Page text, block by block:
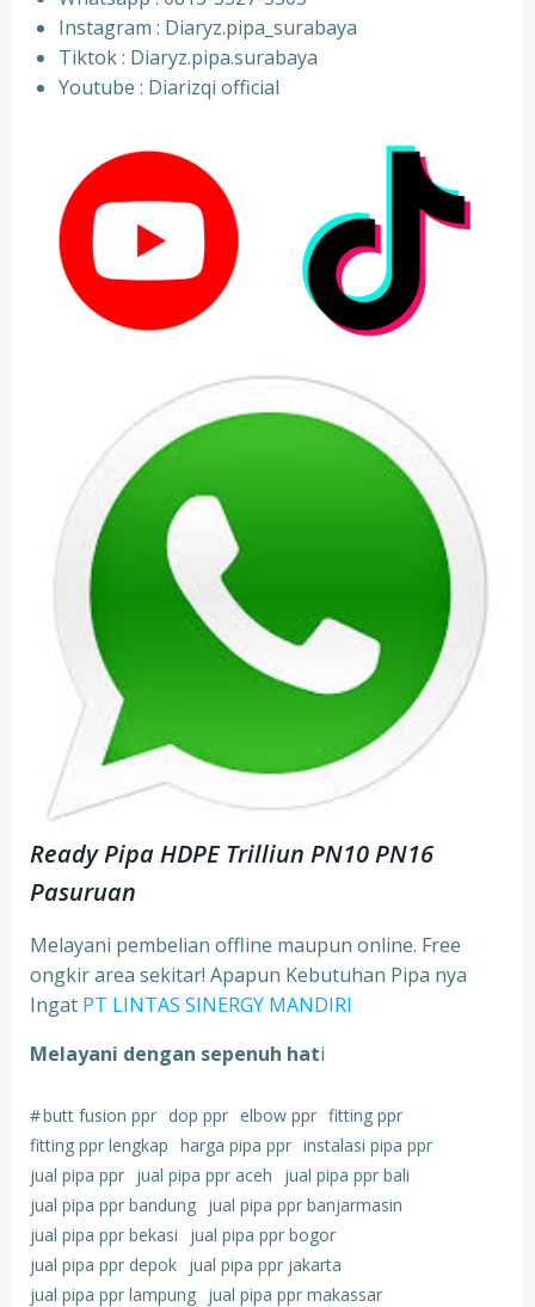
⁠Instagram : Diaryz.pipa_surabaya
⁠Tiktok : Diaryz.pipa.surabaya
⁠Youtube : Diarizqi official
Ready Pipa HDPE Trilliun PN10 PN16
Pasuruan
Melayani pembelian offline maupun online. Free
ongkir area sekitar! Apapun Kebutuhan Pipa nya
Ingat PT LINTAS SINERGY MANDIRI
Melayani dengan sepenuh hati
#butt fusion ppr dop ppr elbow ppr fitting ppr
fitting ppr lengkap harga pipa ppr instalasi pipa ppr
jual pipa ppr jual pipa ppr aceh
jual pipa ppr bali
jual pipa ppr bandung jual pipa ppr banjarmasin
jual pipa ppr bekasi
jual pipa ppr bogor
jual pipa ppr depok jual pipa ppr jakarta
jual pipa ppr lampung jual pipa ppr makassar